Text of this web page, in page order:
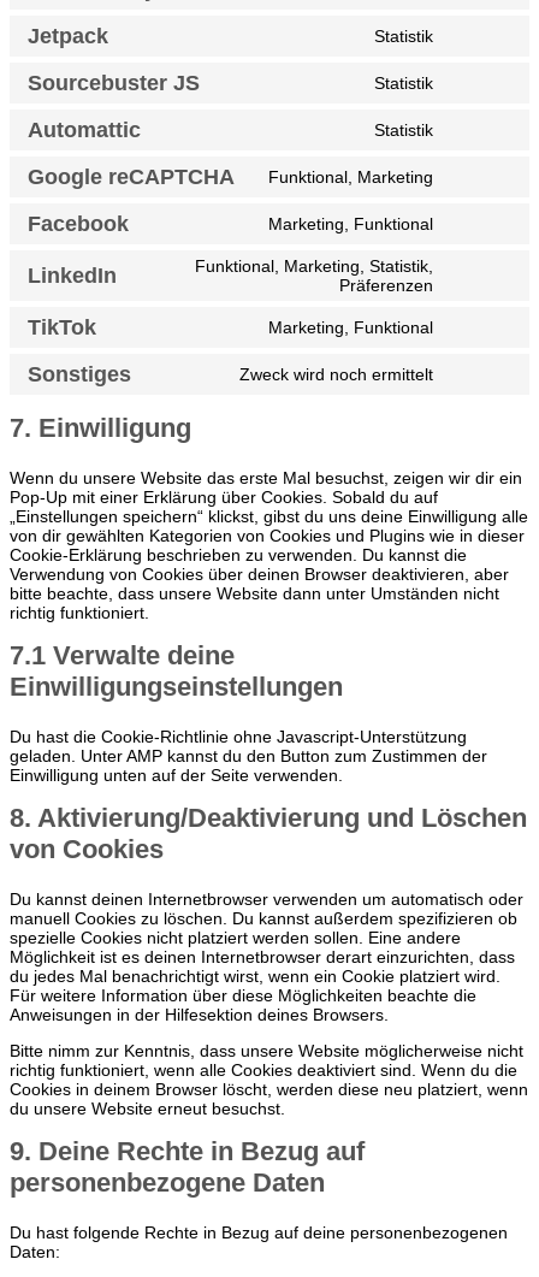
Jetpack Statistik
Sourcebuster JS Statistik
Automattic Statistik
Google reCAPTCHA Funktional, Marketing
Facebook Marketing, Funktional
LinkedIn
Funktional, Marketing, Statistik,
Präferenzen
TikTok Marketing, Funktional
Sonstiges Zweck wird noch ermittelt
7. Einwilligung
Wenn du unsere Website das erste Mal besuchst, zeigen wir dir ein
Pop-Up mit einer Erklärung über Cookies. Sobald du auf
„Einstellungen speichern“ klickst, gibst du uns deine Einwilligung alle
von dir gewählten Kategorien von Cookies und Plugins wie in dieser
Cookie-Erklärung beschrieben zu verwenden. Du kannst die
Verwendung von Cookies über deinen Browser deaktivieren, aber
bitte beachte, dass unsere Website dann unter Umständen nicht
richtig funktioniert.
7.1 Verwalte deine
Einwilligungseinstellungen
Du hast die Cookie-Richtlinie ohne Javascript-Unterstützung
geladen. Unter AMP kannst du den Button zum Zustimmen der
Einwilligung unten auf der Seite verwenden.
8. Aktivierung/Deaktivierung und Löschen
von Cookies
Du kannst deinen Internetbrowser verwenden um automatisch oder
manuell Cookies zu löschen. Du kannst außerdem spezifizieren ob
spezielle Cookies nicht platziert werden sollen. Eine andere
Möglichkeit ist es deinen Internetbrowser derart einzurichten, dass
du jedes Mal benachrichtigt wirst, wenn ein Cookie platziert wird.
Für weitere Information über diese Möglichkeiten beachte die
Anweisungen in der Hilfesektion deines Browsers.
Bitte nimm zur Kenntnis, dass unsere Website möglicherweise nicht
richtig funktioniert, wenn alle Cookies deaktiviert sind. Wenn du die
Cookies in deinem Browser löscht, werden diese neu platziert, wenn
du unsere Website erneut besuchst.
9. Deine Rechte in Bezug auf
personenbezogene Daten
Du hast folgende Rechte in Bezug auf deine personenbezogenen
Daten: